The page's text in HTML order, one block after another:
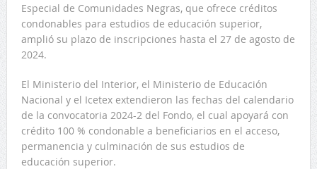
Especial de Comunidades Negras, que ofrece créditos
condonables para estudios de educación superior,
amplió su plazo de inscripciones hasta el 27 de agosto de
2024.
El Ministerio del Interior, el Ministerio de Educación
Nacional y el Icetex extendieron las fechas del calendario
de la convocatoria 2024-2 del Fondo, el cual apoyará con
crédito 100 % condonable a beneficiarios en el acceso,
permanencia y culminación de sus estudios de
educación superior.